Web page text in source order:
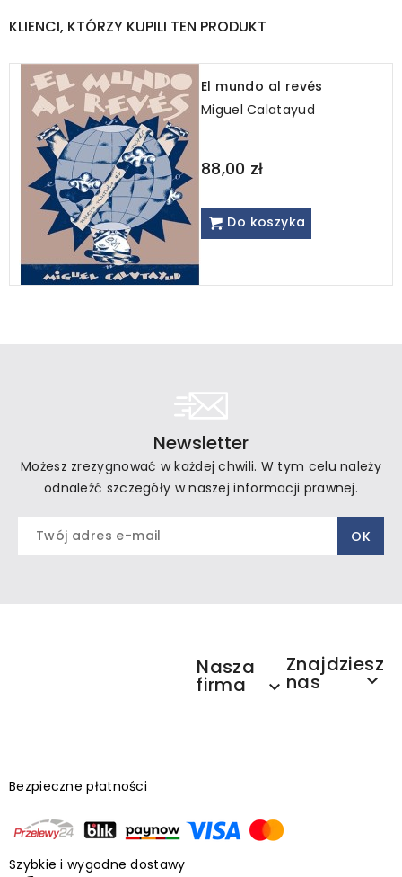
KLIENCI, KTÓRZY KUPILI TEN PRODUKT
El mundo al revés
Miguel Calatayud
88,00 zł
Do koszyka
Newsletter
Możesz zrezygnować w każdej chwili. W tym celu należy
odnaleźć szczegóły w naszej informacji prawnej.
Nasza
firma 
Znajdziesz
nas 
Bezpieczne płatności
Szybkie i wygodne dostawy